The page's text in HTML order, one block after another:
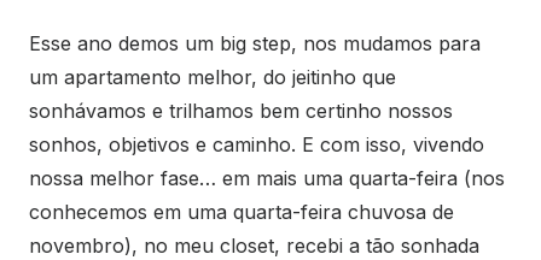
Esse ano demos um big step, nos mudamos para
um apartamento melhor, do jeitinho que
sonhávamos e trilhamos bem certinho nossos
sonhos, objetivos e caminho. E com isso, vivendo
nossa melhor fase… em mais uma quarta-feira (nos
conhecemos em uma quarta-feira chuvosa de
novembro), no meu closet, recebi a tão sonhada